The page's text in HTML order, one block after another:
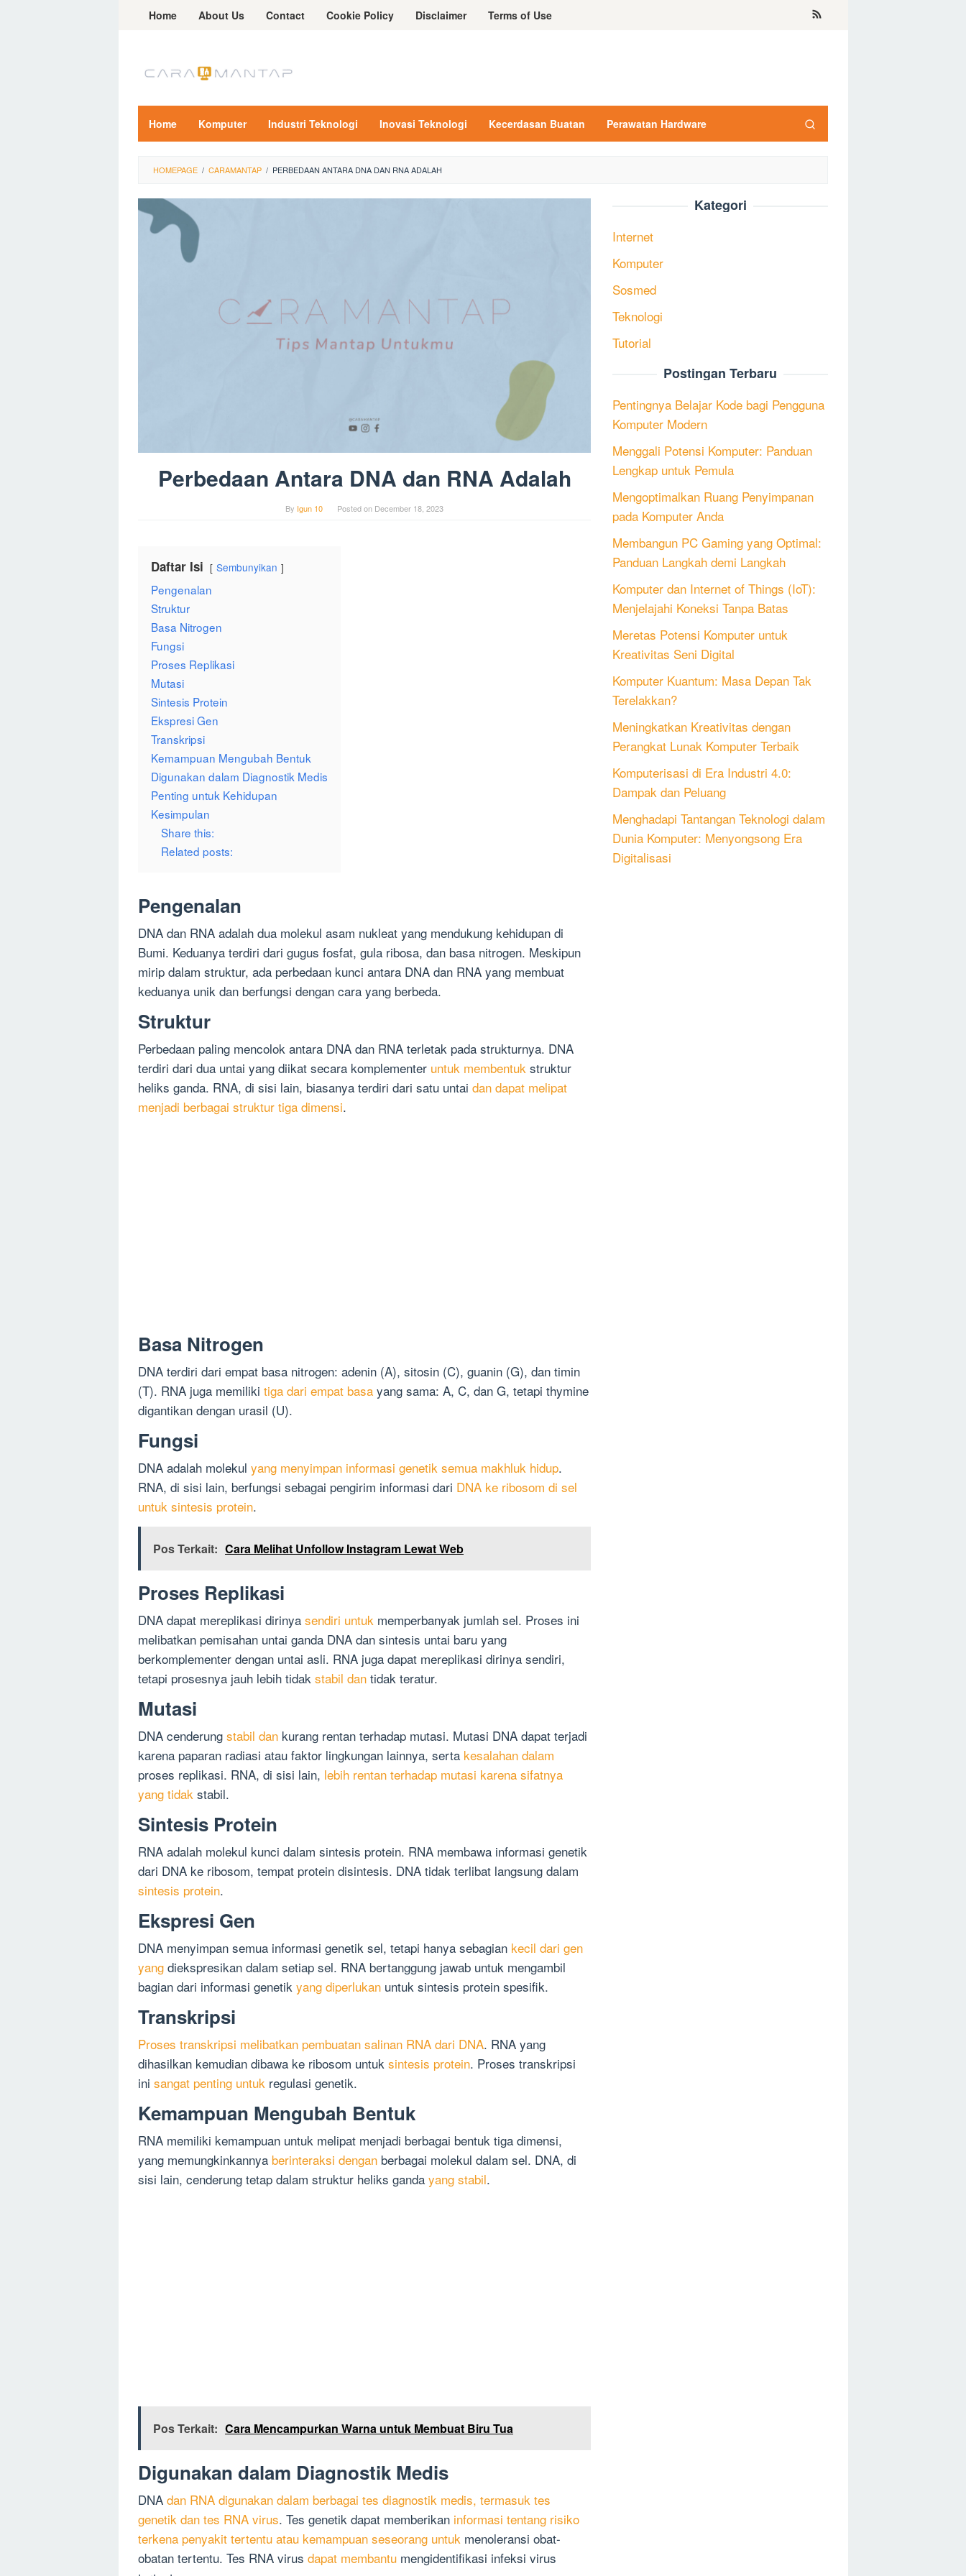
Home About Us Contact Cookie Policy Disclaimer Terms of Use
Home Komputer Industri Teknologi Inovasi Teknologi Kecerdasan Buatan Perawatan Hardware
HOMEPAGE / CARAMANTAP / PERBEDAAN ANTARA DNA DAN RNA ADALAH
Perbedaan Antara DNA dan RNA Adalah
By Igun 10 Posted on December 18, 2023
Daftar Isi Sembunyikan
Pengenalan
Struktur
Basa Nitrogen
Fungsi
Proses Replikasi
Mutasi
Sintesis Protein
Ekspresi Gen
Transkripsi
Kemampuan Mengubah Bentuk
Digunakan dalam Diagnostik Medis
Penting untuk Kehidupan
Kesimpulan
Share this:
Related posts:
Pengenalan
DNA dan RNA adalah dua molekul asam nukleat yang mendukung kehidupan di
Bumi. Keduanya terdiri dari gugus fosfat, gula ribosa, dan basa nitrogen. Meskipun
mirip dalam struktur, ada perbedaan kunci antara DNA dan RNA yang membuat
keduanya unik dan berfungsi dengan cara yang berbeda.
Struktur
Perbedaan paling mencolok antara DNA dan RNA terletak pada strukturnya. DNA
terdiri dari dua untai yang diikat secara komplementer untuk membentuk struktur
heliks ganda. RNA, di sisi lain, biasanya terdiri dari satu untai dan dapat melipat
menjadi berbagai struktur tiga dimensi.
Basa Nitrogen
DNA terdiri dari empat basa nitrogen: adenin (A), sitosin (C), guanin (G), dan timin
(T). RNA juga memiliki tiga dari empat basa yang sama: A, C, dan G, tetapi thymine
digantikan dengan urasil (U).
Fungsi
DNA adalah molekul yang menyimpan informasi genetik semua makhluk hidup.
RNA, di sisi lain, berfungsi sebagai pengirim informasi dari DNA ke ribosom di sel
untuk sintesis protein.
Pos Terkait: Cara Melihat Unfollow Instagram Lewat Web
Proses Replikasi
DNA dapat mereplikasi dirinya sendiri untuk memperbanyak jumlah sel. Proses ini
melibatkan pemisahan untai ganda DNA dan sintesis untai baru yang
berkomplementer dengan untai asli. RNA juga dapat mereplikasi dirinya sendiri,
tetapi prosesnya jauh lebih tidak stabil dan tidak teratur.
Mutasi
DNA cenderung stabil dan kurang rentan terhadap mutasi. Mutasi DNA dapat terjadi
karena paparan radiasi atau faktor lingkungan lainnya, serta kesalahan dalam
proses replikasi. RNA, di sisi lain, lebih rentan terhadap mutasi karena sifatnya
yang tidak stabil.
Sintesis Protein
RNA adalah molekul kunci dalam sintesis protein. RNA membawa informasi genetik
dari DNA ke ribosom, tempat protein disintesis. DNA tidak terlibat langsung dalam
sintesis protein.
Ekspresi Gen
DNA menyimpan semua informasi genetik sel, tetapi hanya sebagian kecil dari gen
yang diekspresikan dalam setiap sel. RNA bertanggung jawab untuk mengambil
bagian dari informasi genetik yang diperlukan untuk sintesis protein spesifik.
Transkripsi
Proses transkripsi melibatkan pembuatan salinan RNA dari DNA. RNA yang
dihasilkan kemudian dibawa ke ribosom untuk sintesis protein. Proses transkripsi
ini sangat penting untuk regulasi genetik.
Kemampuan Mengubah Bentuk
RNA memiliki kemampuan untuk melipat menjadi berbagai bentuk tiga dimensi,
yang memungkinkannya berinteraksi dengan berbagai molekul dalam sel. DNA, di
sisi lain, cenderung tetap dalam struktur heliks ganda yang stabil.
Pos Terkait: Cara Mencampurkan Warna untuk Membuat Biru Tua
Digunakan dalam Diagnostik Medis
DNA dan RNA digunakan dalam berbagai tes diagnostik medis, termasuk tes
genetik dan tes RNA virus. Tes genetik dapat memberikan informasi tentang risiko
terkena penyakit tertentu atau kemampuan seseorang untuk menoleransi obat-
obatan tertentu. Tes RNA virus dapat membantu mengidentifikasi infeksi virus
Kategori
Internet
Komputer
Sosmed
Teknologi
Tutorial
Postingan Terbaru
Pentingnya Belajar Kode bagi Pengguna
Komputer Modern
Menggali Potensi Komputer: Panduan
Lengkap untuk Pemula
Mengoptimalkan Ruang Penyimpanan
pada Komputer Anda
Membangun PC Gaming yang Optimal:
Panduan Langkah demi Langkah
Komputer dan Internet of Things (IoT):
Menjelajahi Koneksi Tanpa Batas
Meretas Potensi Komputer untuk
Kreativitas Seni Digital
Komputer Kuantum: Masa Depan Tak
Terelakkan?
Meningkatkan Kreativitas dengan
Perangkat Lunak Komputer Terbaik
Komputerisasi di Era Industri 4.0:
Dampak dan Peluang
Menghadapi Tantangan Teknologi dalam
Dunia Komputer: Menyongsong Era
Digitalisasi